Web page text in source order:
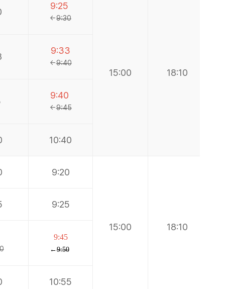
9:25
←9:30
15:00 18:10
9:33
←9:40
9:40
←9:45
10:40
9:20
15:00 18:10
9:25
9:45
←9:50
10:55